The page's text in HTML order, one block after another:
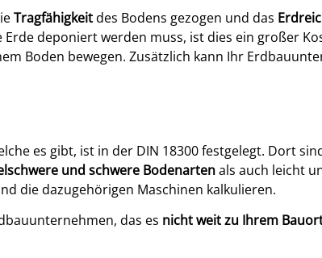
Tragfähigkeitdes Bodens gezogen und das
deponiert werden muss, ist dies ein großer
Boden bewegen. Zusätzlich kann Ihr
es gibt, ist in der DIN 18300 festgelegt. Dort
und schwere Bodenartenals auch leicht
die dazugehörigen Maschinen kalkulieren.
das es nicht weit zu Ihrem